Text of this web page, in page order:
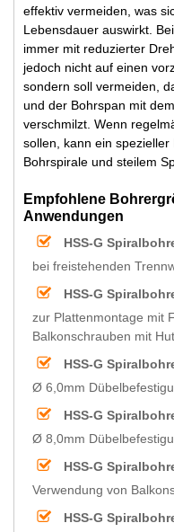
effektiv vermeiden, was
Lebensdauer auswirkt.
immer mit reduzierter
jedoch nicht auf einen
sondern soll vermeiden,
und der Bohrspan mit
verschmilzt. Wenn
sollen, kann ein
Bohrspirale und steilem
Empfohlene
Anwendungen
HSS-G
bei freistehenden
HSS-G
zur Plattenmontage mit
Balkonschrauben mit
HSS-G
Ø 6,0mm
HSS-G
Ø 8,0mm
HSS-G
Verwendung von
HSS-G